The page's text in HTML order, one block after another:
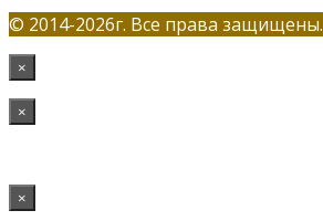
© 2014-2026г. Все права защищены.
×
×
×